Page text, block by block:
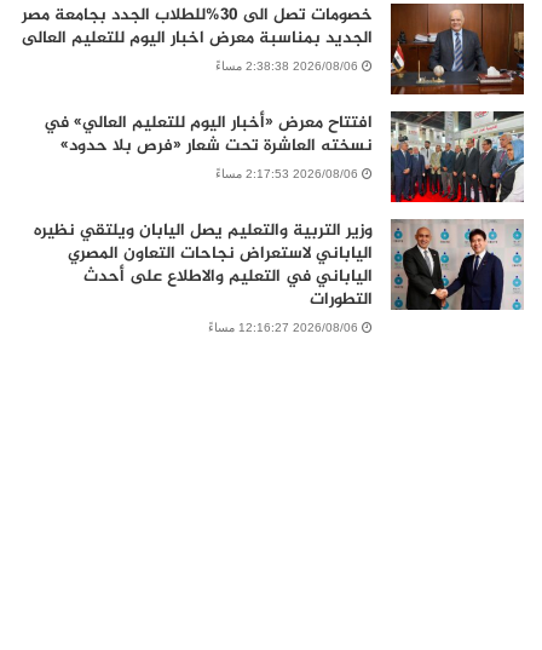
خصومات تصل الى 30%للطلاب الجدد بجامعة مصر
الجديد بمناسبة معرض اخبار اليوم للتعليم العالى
2026/08/06 2:38:38 مساءً
افتتاح معرض «أخبار اليوم للتعليم العالي» في
نسخته العاشرة تحت شعار «فرص بلا حدود»
2026/08/06 2:17:53 مساءً
وزير التربية والتعليم يصل اليابان ويلتقي نظيره
الياباني لاستعراض نجاحات التعاون المصري
الياباني في التعليم والاطلاع على أحدث
التطورات
2026/08/06 12:16:27 مساءً